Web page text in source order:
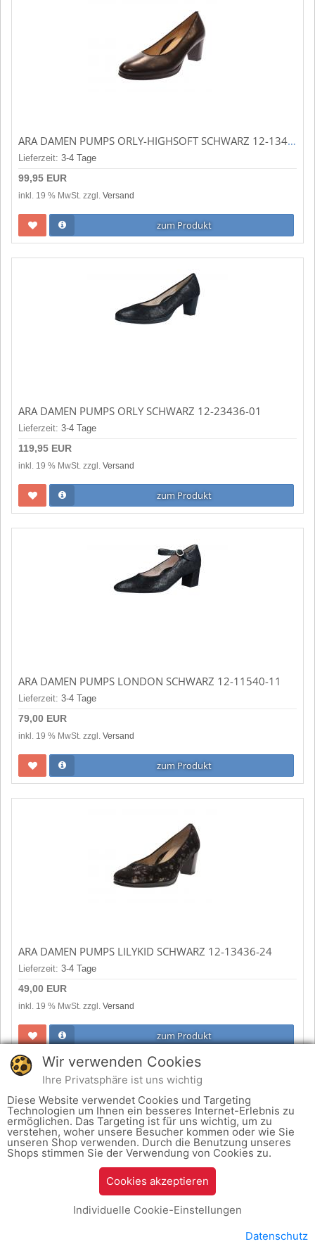
ARA DAMEN PUMPS ORLY-HIGHSOFT SCHWARZ 12-13436-05
Lieferzeit: 3-4 Tage
99,95 EUR
inkl. 19 % MwSt. zzgl. Versand
zum Produkt
ARA DAMEN PUMPS ORLY SCHWARZ 12-23436-01
Lieferzeit: 3-4 Tage
119,95 EUR
inkl. 19 % MwSt. zzgl. Versand
zum Produkt
ARA DAMEN PUMPS LONDON SCHWARZ 12-11540-11
Lieferzeit: 3-4 Tage
79,00 EUR
inkl. 19 % MwSt. zzgl. Versand
zum Produkt
ARA DAMEN PUMPS LILYKID SCHWARZ 12-13436-24
Lieferzeit: 3-4 Tage
49,00 EUR
inkl. 19 % MwSt. zzgl. Versand
zum Produkt
Wir verwenden Cookies
Ihre Privatsphäre ist uns wichtig
Diese Website verwendet Cookies und Targeting
Technologien um Ihnen ein besseres Internet-Erlebnis zu
ermöglichen. Das Targeting ist für uns wichtig, um zu
verstehen, woher unsere Besucher kommen oder wie Sie
unseren Shop verwenden. Durch die Benutzung unseres
Shops stimmen Sie der Verwendung von Cookies zu.
Cookies akzeptieren
Individuelle Cookie-Einstellungen
Datenschutz